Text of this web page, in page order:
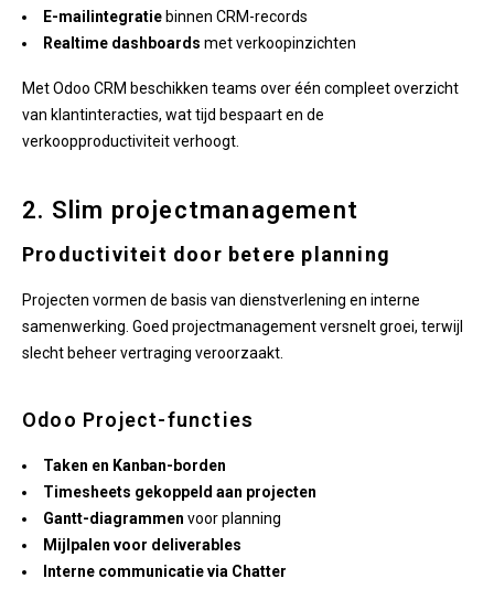
E-mailintegratie binnen CRM-records
Realtime dashboards met verkoopinzichten
Met Odoo CRM beschikken teams over één compleet overzicht
van klantinteracties, wat tijd bespaart en de
verkoopproductiviteit verhoogt.
2. Slim projectmanagement
Productiviteit door betere planning
Projecten vormen de basis van dienstverlening en interne
samenwerking. Goed projectmanagement versnelt groei, terwijl
slecht beheer vertraging veroorzaakt.
Odoo Project-functies
Taken en Kanban-borden
Timesheets gekoppeld aan projecten
Gantt-diagrammen voor planning
Mijlpalen voor deliverables
Interne communicatie via Chatter